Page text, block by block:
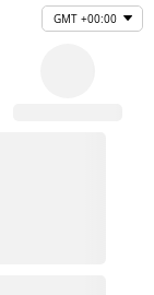
GMT +00:00